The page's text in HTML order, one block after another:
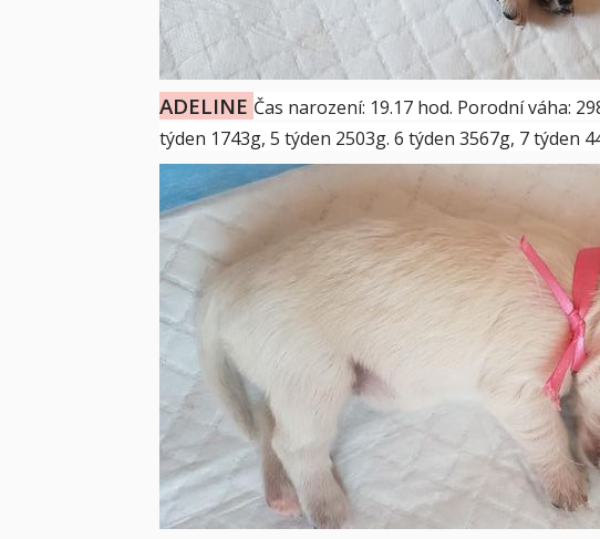
ADELINE Čas narození: 19.17 hod. Porodní váha:
týden 1743g, 5 týden 2503g. 6 týden 3567g, 7 týden